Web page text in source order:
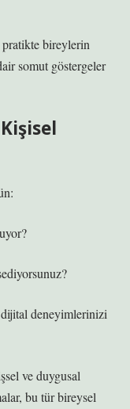
bireylerin
somut göstergeler
deneyimlerinizi
ve duygusal
bu tür bireysel